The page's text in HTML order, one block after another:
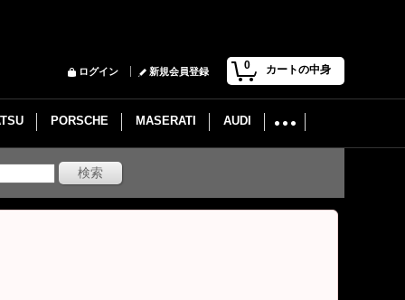
0 カートの中身
ログイン 新規会員登録
PORSCHE MASERATI AUDI